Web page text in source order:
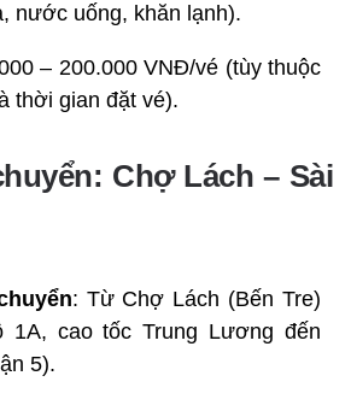
nước uống, khăn lạnh).
– 200.000 VNĐ/vé (tùy thuộc
thời gian đặt vé).
Chợ Lách – Sài
: Từ Chợ Lách (Bến Tre)
1A, cao tốc Trung Lương đến
5).